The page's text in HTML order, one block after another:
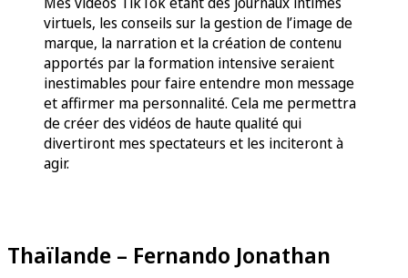
virtuels, les conseils sur la gestion de l’image de
marque, la narration et la création de contenu
apportés par la formation intensive seraient
inestimables pour faire entendre mon message
et affirmer ma personnalité. Cela me permettra
de créer des vidéos de haute qualité qui
divertiront mes spectateurs et les inciteront à
agir.
Thaïlande – Fernando Jonathan